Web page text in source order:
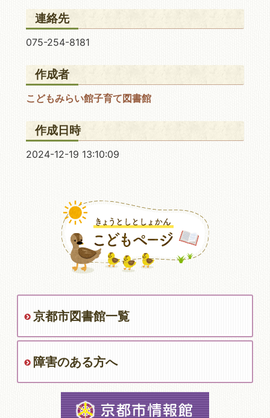
連絡先
075-254-8181
作成者
こどもみらい館子育て図書館
作成日時
2024-12-19 13:10:09
京都市図書館一覧
障害のある方へ